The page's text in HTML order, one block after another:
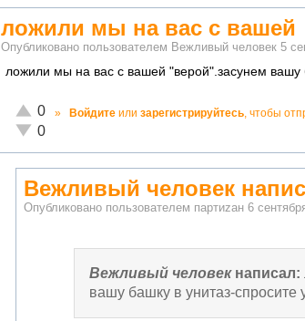
ложили мы на вас с вашей
Опубликовано пользователем Вежливый человек 5
ложили мы на вас с вашей "верой".засунем вашу
Отлично!
0
Неадекватно!
0
» Войдите или зарегистрируйтесь, чтобы
Вежливый человек
Опубликовано пользователем партиzан 6
Вежливый человекнаписал:
вашу башку в унитаз-спросите